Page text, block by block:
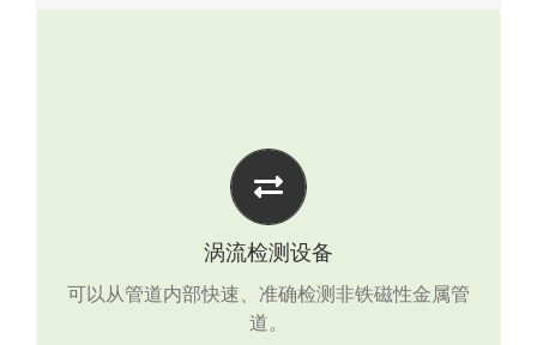
涡流检测设备
可以从管道内部快速、准确检测非铁磁性金属管
道。
涡流检测设备
TX-4400
涡流检测系统
MagWave涡流检测系统
FalconS系列罐底板检测系统